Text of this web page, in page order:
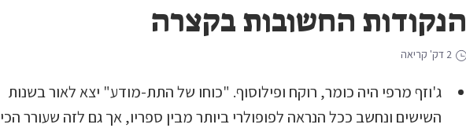
הנקודות החשובות בקצרה
ג'וזף מרפי היה כומר, רוקח ופילוסוף. "כוחו של התת-מודע" יצא לאור בשנות
השישים ונחשב ככל הנראה לפופולרי ביותר מבין ספריו, אך גם לזה שעורר הכי